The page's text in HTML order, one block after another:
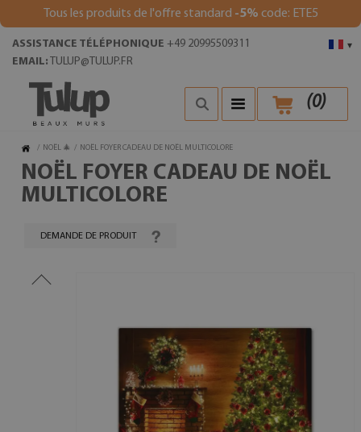
Tous les produits de l'offre standard -5% code: ETE5
▾
ASSISTANCE TÉLÉPHONIQUE +49 20995509311
EMAIL: TULUP@TULUP.FR
(0)
/ NOËL 🎄 / NOËL FOYER CADEAU DE NOËL MULTICOLORE
NOËL FOYER CADEAU DE NOËL
MULTICOLORE
DEMANDE DE PRODUIT